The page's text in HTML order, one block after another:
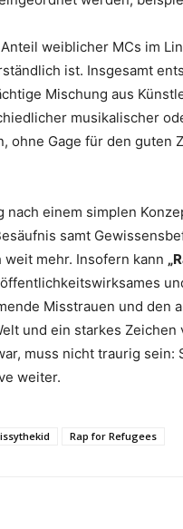
weiblicher MCs im
ist. Insgesamt
Mischung aus
musikalischer
ohne Gage für den guten
einem simplen
samt
mehr. Insofern kann
Misstrauen und den
und ein starkes Zeichen
muss nicht traurig sein:
weiter.
Rap for Refugees